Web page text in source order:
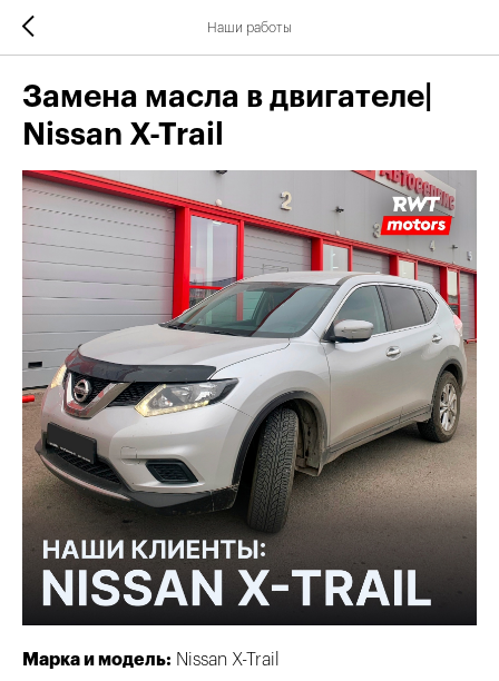
Наши работы
Замена масла в двигателе|
Nissan X-Trail
Марка и модель: Nissan X-Trail